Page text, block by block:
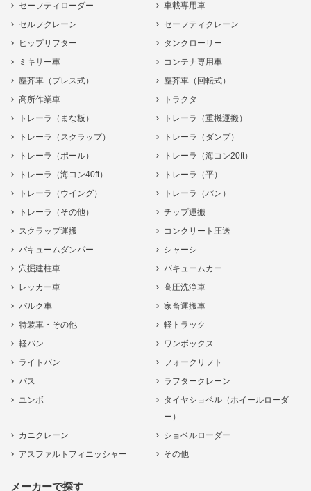
セーフティローダー
車載専用車
セルフクレーン
セーフティクレーン
ヒップリフター
タンクローリー
ミキサー車
コンテナ専用車
塵芥車（プレス式）
塵芥車（回転式）
高所作業車
トラクタ
トレーラ（まな板）
トレーラ（重機運搬）
トレーラ（スクラップ）
トレーラ（ダンプ）
トレーラ（ポール）
トレーラ（海コン20ft）
トレーラ（海コン40ft）
トレーラ（平）
トレーラ（ウイング）
トレーラ（バン）
トレーラ（その他）
チップ運搬
スクラップ運搬
コンクリート圧送
バキュームダンパー
シャーシ
穴掘建柱車
バキュームカー
レッカー車
高圧洗浄車
バルク車
家畜運搬車
特装車・その他
軽トラック
軽バン
ワンボックス
ライトバン
フォークリフト
バス
ラフタークレーン
ユンボ
タイヤショベル（ホイールローダ
ー）
カニクレーン
ショベルローダー
アスファルトフィニッシャー
その他
メーカーで探す